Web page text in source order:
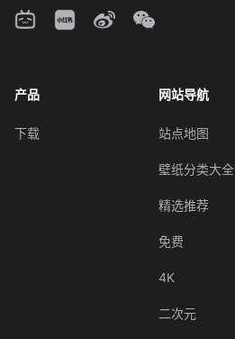
产品
下载
网站导航
站点地图
壁纸分类大全
精选推荐
免费
4K
二次元